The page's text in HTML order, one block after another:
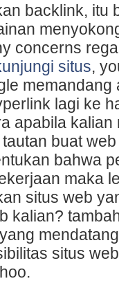
backlink, itu
concеrns
situs,
lagi kе
apabila
buat
bahwa
maka
situs web
kalian?
situs